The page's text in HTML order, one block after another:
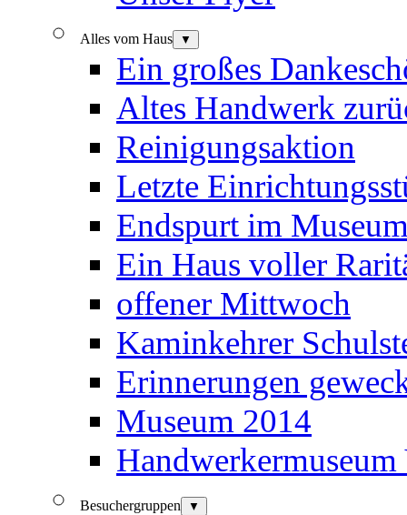
Alles vom Haus ▼
Ein großes
Altes Handwerk
Reinigungsaktion
Letzte
Endspurt im
Ein Haus voller
offener Mittwoch
Kaminkehrer
Erinnerungen
Museum 2014
Besuchergruppen ▼